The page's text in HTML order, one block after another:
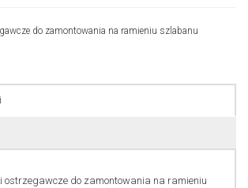
do zamontowania na ramieniu szlabanu
ostrzegawcze do zamontowania na ramieniu